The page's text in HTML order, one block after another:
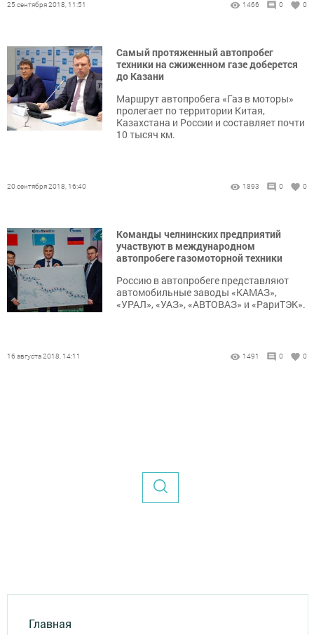
25 сентября 2018, 11:51 1466 0 0
Самый протяженный автопробег
техники на сжиженном газе доберется
до Казани
Маршрут автопробега «Газ в моторы»
пролегает по территории Китая,
Казахстана и России и составляет почти
10 тысяч км.
20 сентября 2018, 16:40 1893 0 0
Команды челнинских предприятий
участвуют в международном
автопробеге газомоторной техники
Россию в автопробеге представляют
автомобильные заводы «КАМАЗ»,
«УРАЛ», «УАЗ», «АВТОВАЗ» и «РариТЭК».
16 августа 2018, 14:11 1491 0 0
Главная